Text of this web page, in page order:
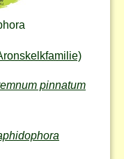
pinnatum